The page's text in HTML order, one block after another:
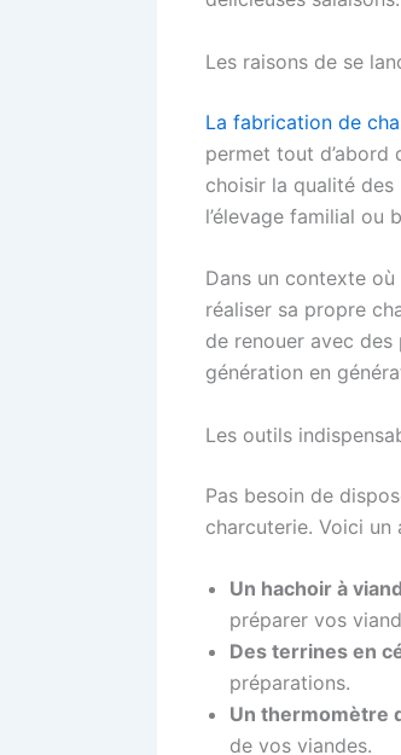
Les raisons de se
La fabrication de
permet tout d’abord
choisir la qualité
l’élevage familial ou
Dans un contexte
réaliser sa propre
de renouer avec
génération en
Les outils
Pas besoin de
charcuterie. Voici un
Un hachoir à
préparer vos
Des terrines en
préparations.
Un thermomètre
de vos viandes.